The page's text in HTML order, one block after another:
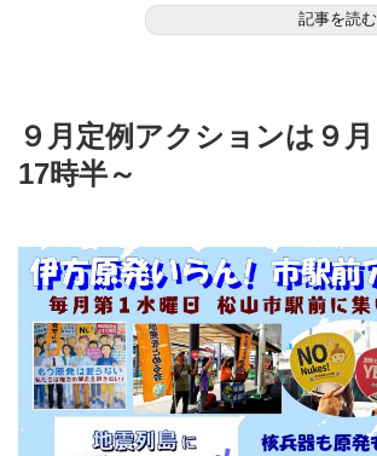
記事を読む
９月定例アクションは９月
17時半～